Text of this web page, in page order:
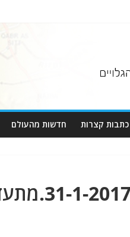
כתבות קצרות חדשות מהעולם